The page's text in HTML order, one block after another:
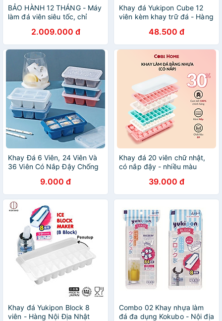
BẢO HÀNH 12 THÁNG - Máy
làm đá viên siêu tốc, chỉ
Nga cao cấp DSP - KD8001
2.009.000 đ
Khay đá Yukipon Cube 12
viên kèm khay trữ đá - Hàng
48.500 đ
Khay Đá 6 Viên, 24 Viên Và
36 Viên Có Nắp Đậy Chống
Liệu Silicon + Nhựa Pp An
Toàn
9.000 đ
Khay đá 20 viên chữ nhật,
có nắp đậy - nhiều màu
39.000 đ
Khay đá Yukipon Block 8
viên - Hàng Nội Địa Nhật
Combo 02 Khay nhựa làm
đá đa dụng Kokubo - Nội địa